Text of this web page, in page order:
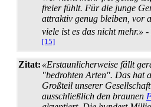
freier fühlt. Für die junge
attraktiv genug bleiben, vor
viele ist es das nicht mehr.» -
[15]
Zitat: «Erstaunlicherweise fällt
"bedrohten Arten". Das hat
Großteil unserer
ausschließlich den braunen